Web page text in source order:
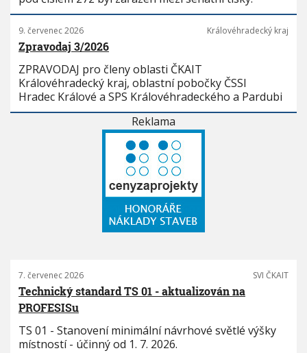
9. červenec 2026 Královéhradecký kraj
Zpravodaj 3/2026
ZPRAVODAJ pro členy oblasti ČKAIT
Královéhradecký kraj, oblastní pobočky ČSSI
Hradec Králové a SPS Královéhradeckého a Pardubi
Reklama
7. červenec 2026 SVI ČKAIT
Technický standard TS 01 - aktualizován na
PROFESISu
TS 01 - Stanovení minimální návrhové světlé výšky
místností - účinný od 1. 7. 2026.